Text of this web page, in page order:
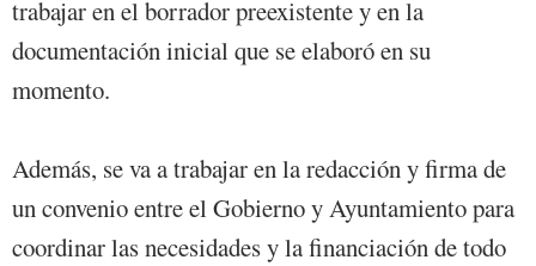
trabajar en el borrador preexistente y en la
documentación inicial que se elaboró en su
momento.
Además, se va a trabajar en la redacción y firma de
un convenio entre el Gobierno y Ayuntamiento para
coordinar las necesidades y la financiación de todo